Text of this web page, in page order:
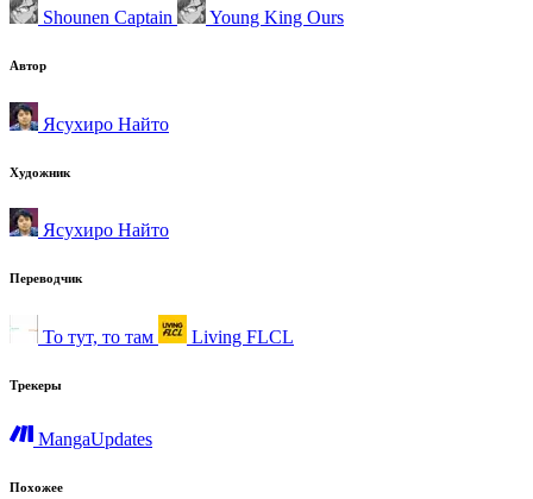
Shounen Captain Young King Ours
Автор
Ясухиро Найто
Художник
Ясухиро Найто
Переводчик
То тут, то там Living FLCL
Трекеры
MangaUpdates
Похожее